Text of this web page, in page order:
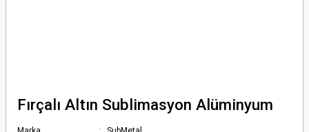
Fırçalı Altın Sublimasyon Alüminyum